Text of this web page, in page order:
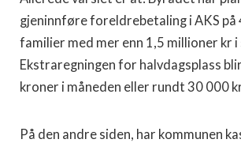
gjeninnføre foreldrebetaling i AKS
familier med mer enn 1,5 millioner kr
Ekstraregningen for halvdagsplass
kroner i måneden eller rundt 30 000
På den andre siden, har kommunen